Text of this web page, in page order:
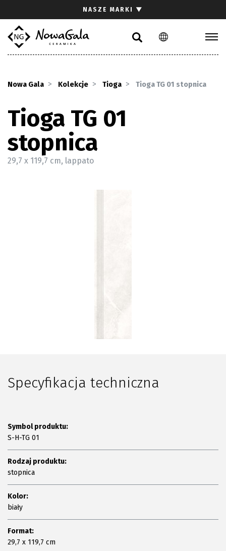
PL EN
NASZE MARKI ▼
Nowa Gala Kolekcje Tioga Tioga TG 01 stopnica
Tioga TG 01
stopnica
29,7 x 119,7 cm, lappato
Specyfikacja techniczna
Symbol produktu:
S-H-TG 01
Rodzaj produktu:
stopnica
Kolor:
biały
Format:
29,7 x 119,7 cm
Inspiracje
Pliki do pobrania
Strefa architekta
Pytania i odpowiedzi
Kariera